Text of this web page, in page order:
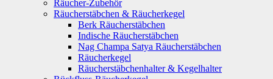
Räucher-Zubehör
Räucherstäbchen & Räucherkegel
Berk Räucherstäbchen
Indische Räucherstäbchen
Nag Champa Satya Räucherstäbchen
Räucherkegel
Räucherstäbchenhalter & Kegelhalter